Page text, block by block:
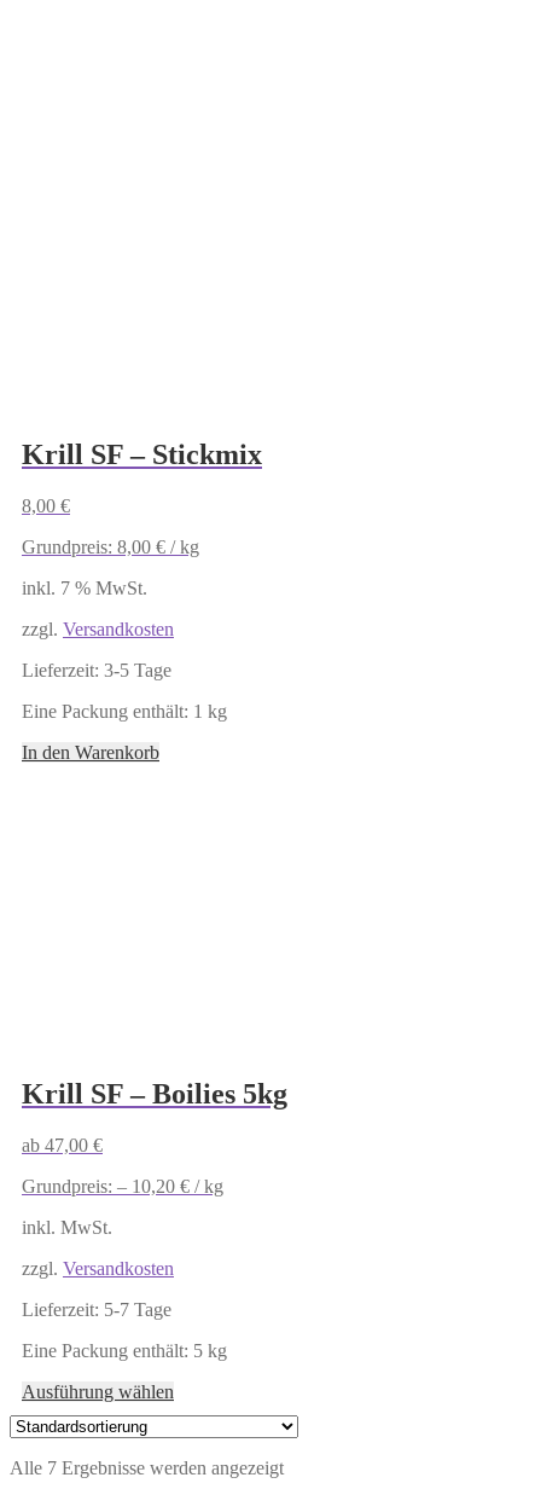
Krill SF – Stickmix
8,00 €
Grundpreis: 8,00 € /kg
inkl. 7 % MwSt.
zzgl. Versandkosten
Lieferzeit: 3-5 Tage
Eine Packung enthält: 1 kg
In den Warenkorb
Krill SF – Boilies 5kg
ab 47,00 €
Grundpreis: – 10,20 € /kg
inkl. MwSt.
zzgl. Versandkosten
Lieferzeit: 5-7 Tage
Eine Packung enthält: 5 kg
Ausführung wählen
Produkt
weist
Varianten
Alle 7 Ergebnisse werden angezeigt